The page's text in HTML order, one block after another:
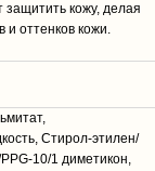
защитить кожу, делая
и оттенков кожи.
Стирол-этилен/
10/1 диметикон,